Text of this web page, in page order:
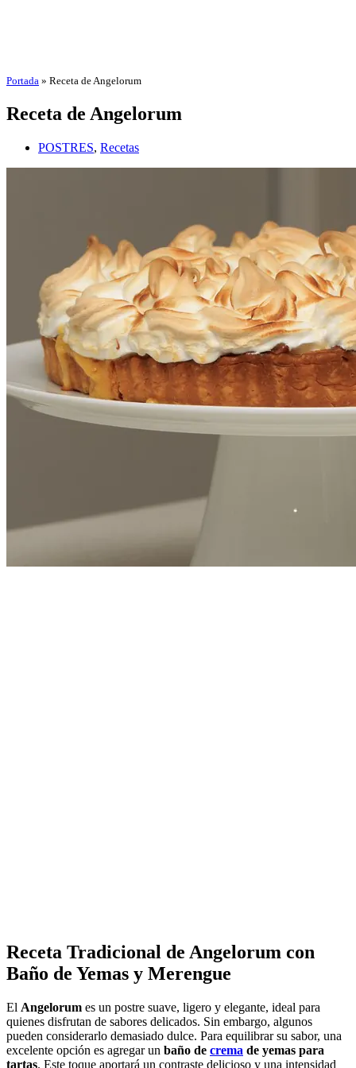
Portada » Receta de Angelorum
Receta de Angelorum
POSTRES, Recetas
Receta Tradicional de Angelorum con
Baño de Yemas y Merengue
El Angelorum es un postre suave, ligero y elegante, ideal para
quienes disfrutan de sabores delicados. Sin embargo, algunos
pueden considerarlo demasiado dulce. Para equilibrar su sabor, una
excelente opción es agregar un baño de crema de yemas para
tartas. Este toque aportará un contraste delicioso y una intensidad